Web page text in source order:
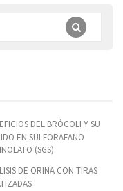
DEL BRÓCOLI Y SU
EN SULFORAFANO
(SGS)
DE ORINA CON TIRAS